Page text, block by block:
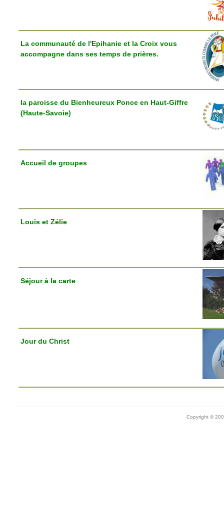
La communauté de l'Epihanie et la Croix vous
accompagne dans ses temps de prières.
la paroisse du Bienheureux Ponce en Haut-Giffre
(Haute-Savoie)
Accueil de groupes
Louis et Zélie
Séjour à la carte
Jour du Christ
Copyright ©